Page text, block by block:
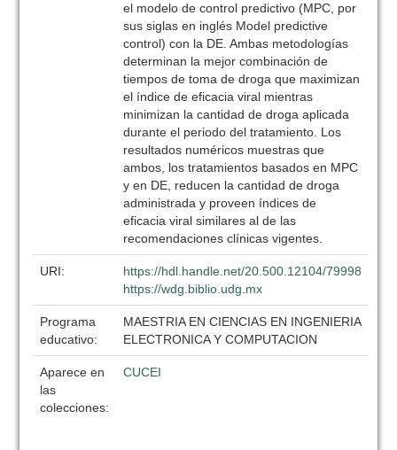
el modelo de control predictivo (MPC, por
sus siglas en inglés Model predictive
control) con la DE. Ambas metodologías
determinan la mejor combinación de
tiempos de toma de droga que maximizan
el índice de eficacia viral mientras
minimizan la cantidad de droga aplicada
durante el periodo del tratamiento. Los
resultados numéricos muestras que
ambos, los tratamientos basados en MPC
y en DE, reducen la cantidad de droga
administrada y proveen índices de
eficacia viral similares al de las
recomendaciones clínicas vigentes.
URI:
https://hdl.handle.net/20.500.12104/79998
https://wdg.biblio.udg.mx
Programa
educativo:
MAESTRIA EN CIENCIAS EN INGENIERIA
ELECTRONICA Y COMPUTACION
Aparece en
las
colecciones:
CUCEI